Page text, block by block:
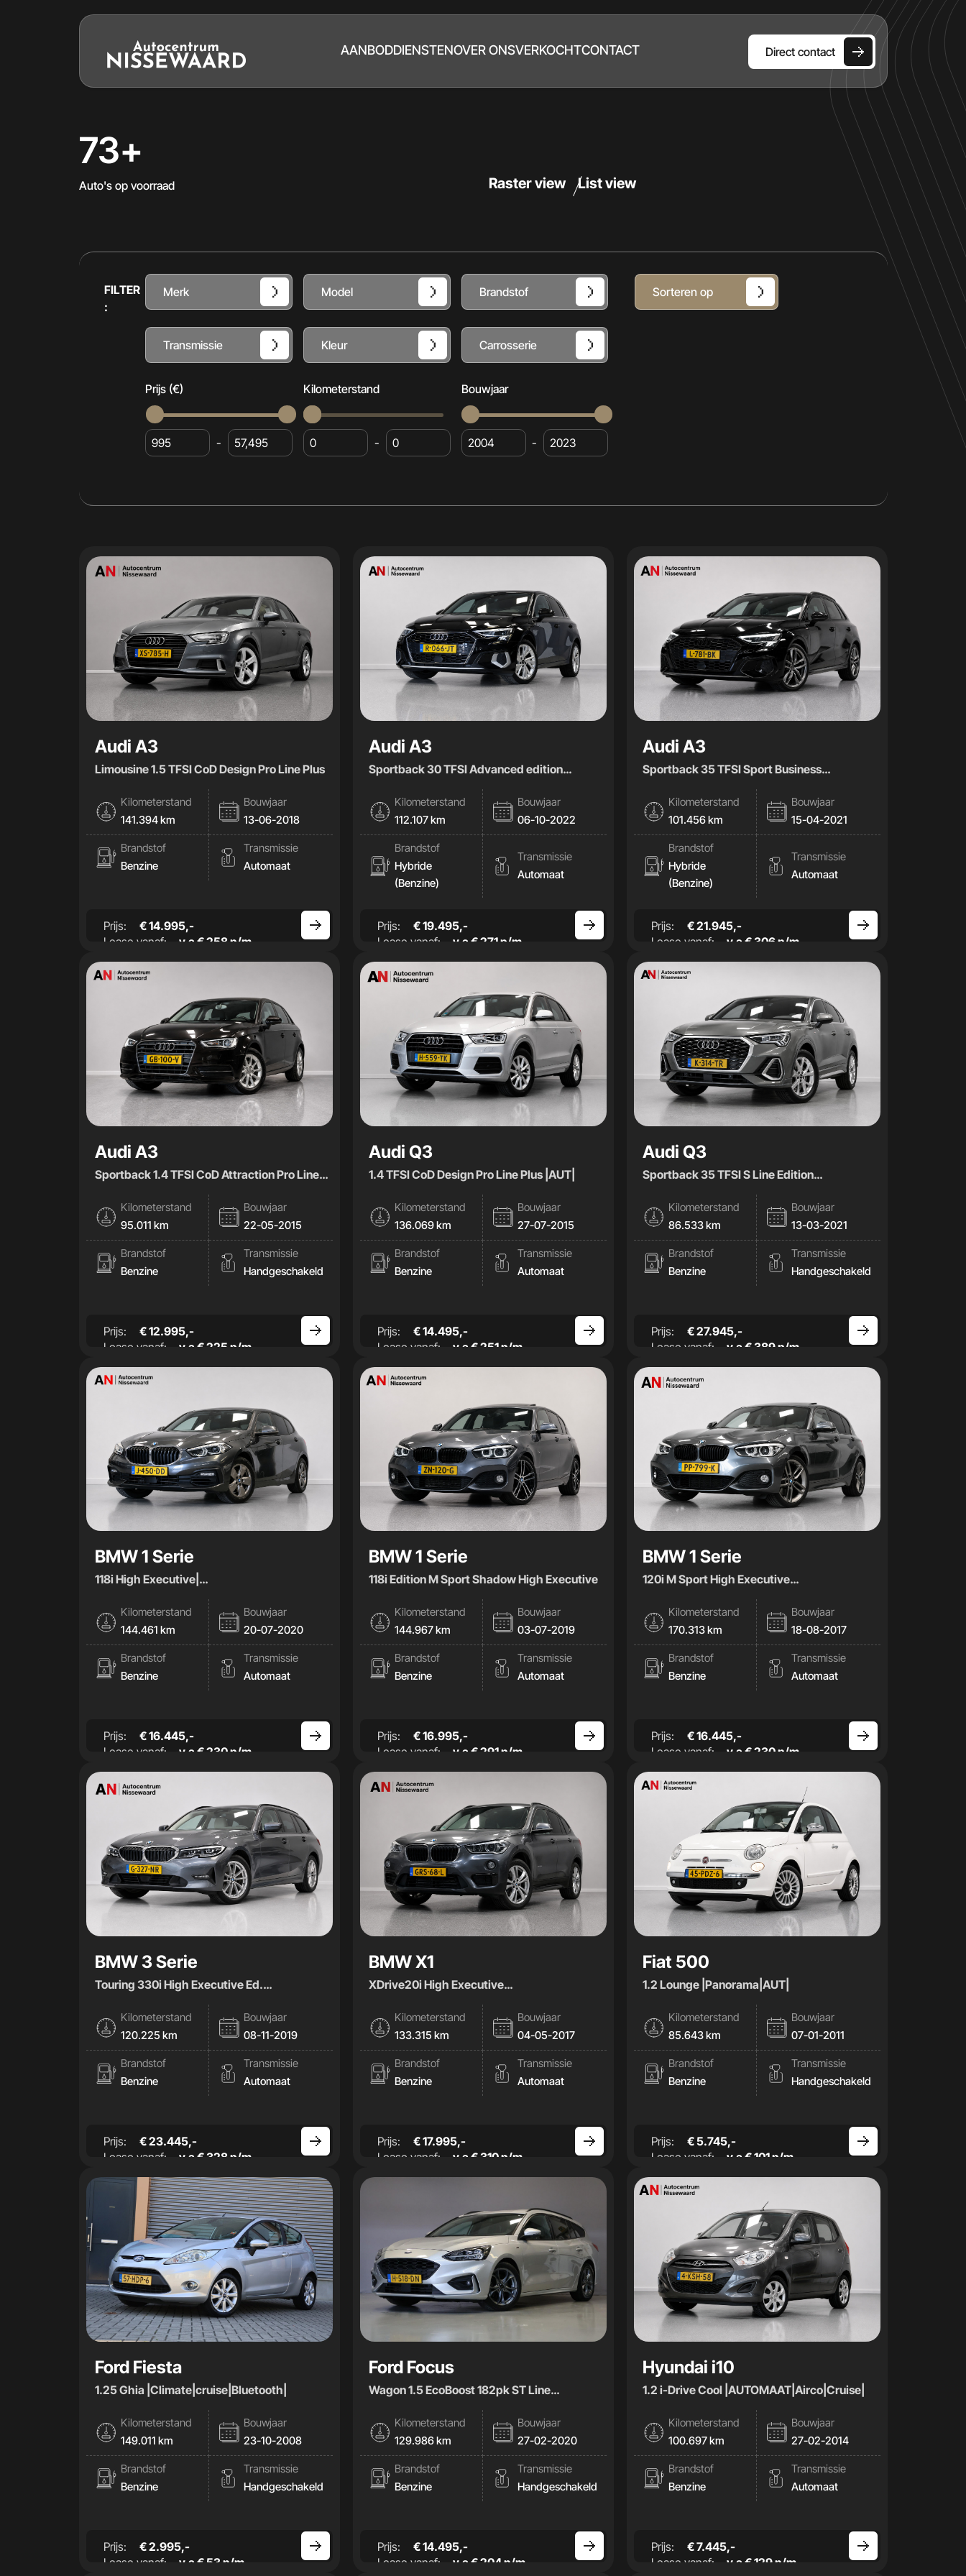
AANBODDIENSTENOVER ONSVERKOCHTCONTACT Direct contact
CONTACT
73+
Auto's op voorraad Raster view List view
FILTER
:
Merk Model Brandstof
Transmissie Kleur Carrosserie
Prijs (€)
-
Kilometerstand
-
Bouwjaar
-
Sorteren op
Audi A3
Limousine 1.5 TFSI CoD Design Pro Line Plus
Kilometerstand
141.394 km
Bouwjaar
13-06-2018
Brandstof
Benzine
Transmissie
Automaat
Prijs:
€ 14.995,-
Lease vanaf:
v.a € 258 p/m
Audi A3
Sportback 30 TFSI Advanced edition
|Cam|Stoelverwamring|
Kilometerstand
112.107 km
Bouwjaar
06-10-2022
Brandstof
Hybride
(Benzine)
Transmissie
Automaat
Prijs:
€ 19.495,-
Lease vanaf:
v.a € 271 p/m
Audi A3
Sportback 35 TFSI Sport Business
|AUT|Stoelverwaming|
Kilometerstand
101.456 km
Bouwjaar
15-04-2021
Brandstof
Hybride
(Benzine)
Transmissie
Automaat
Prijs:
€ 21.945,-
Lease vanaf:
v.a € 306 p/m
Audi A3
Sportback 1.4 TFSI CoD Attraction Pro Line
Kilometerstand
95.011 km
Bouwjaar
22-05-2015
Brandstof
Benzine
Transmissie
Handgeschakeld
Prijs:
€ 12.995,-
Lease vanaf:
v.a € 225 p/m
Audi Q3
1.4 TFSI CoD Design Pro Line Plus |AUT|
Kilometerstand
136.069 km
Bouwjaar
27-07-2015
Brandstof
Benzine
Transmissie
Automaat
Prijs:
€ 14.495,-
Lease vanaf:
v.a € 251 p/m
Audi Q3
Sportback 35 TFSI S Line Edition
Kilometerstand
86.533 km
Bouwjaar
13-03-2021
Brandstof
Benzine
Transmissie
Handgeschakeld
Prijs:
€ 27.945,-
Lease vanaf:
v.a € 389 p/m
BMW 1 Serie
118i High Executive|
Camera|Stoelverwarming|
Kilometerstand
144.461 km
Bouwjaar
20-07-2020
Brandstof
Benzine
Transmissie
Automaat
Prijs:
€ 16.445,-
Lease vanaf:
v.a € 230 p/m
BMW 1 Serie
118i Edition M Sport Shadow High Executive
Kilometerstand
144.967 km
Bouwjaar
03-07-2019
Brandstof
Benzine
Transmissie
Automaat
Prijs:
€ 16.995,-
Lease vanaf:
v.a € 291 p/m
BMW 1 Serie
120i M Sport High Executive
Kilometerstand
170.313 km
Bouwjaar
18-08-2017
Brandstof
Benzine
Transmissie
Automaat
Prijs:
€ 16.445,-
Lease vanaf:
v.a € 230 p/m
BMW 3 Serie
Touring 330i High Executive Ed.
259pk|Leder|Carplay|
Kilometerstand
120.225 km
Bouwjaar
08-11-2019
Brandstof
Benzine
Transmissie
Automaat
Prijs:
€ 23.445,-
Lease vanaf:
v.a € 328 p/m
BMW X1
XDrive20i High Executive
|Stoelverwarming|Trekhaak
Kilometerstand
133.315 km
Bouwjaar
04-05-2017
Brandstof
Benzine
Transmissie
Automaat
Prijs:
€ 17.995,-
Lease vanaf:
v.a € 310 p/m
Fiat 500
1.2 Lounge |Panorama|AUT|
Kilometerstand
85.643 km
Bouwjaar
07-01-2011
Brandstof
Benzine
Transmissie
Handgeschakeld
Prijs:
€ 5.745,-
Lease vanaf:
v.a € 101 p/m
Ford Fiesta
1.25 Ghia |Climate|cruise|Bluetooth|
Kilometerstand
149.011 km
Bouwjaar
23-10-2008
Brandstof
Benzine
Transmissie
Handgeschakeld
Prijs:
€ 2.995,-
Lease vanaf:
v.a € 53 p/m
Ford Focus
Wagon 1.5 EcoBoost 182pk ST Line
Business|Carplay|Climate|
Kilometerstand
129.986 km
Bouwjaar
27-02-2020
Brandstof
Benzine
Transmissie
Handgeschakeld
Prijs:
€ 14.495,-
Lease vanaf:
v.a € 204 p/m
Hyundai i10
1.2 i-Drive Cool |AUTOMAAT|Airco|Cruise|
Kilometerstand
100.697 km
Bouwjaar
27-02-2014
Brandstof
Benzine
Transmissie
Automaat
Prijs:
€ 7.445,-
Lease vanaf:
v.a € 129 p/m